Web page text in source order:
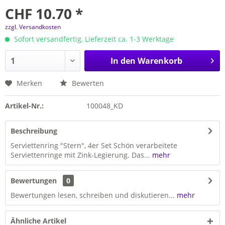
CHF 10.70 *
zzgl. Versandkosten
Sofort versandfertig, Lieferzeit ca. 1-3 Werktage
In den Warenkorb
Merken Bewerten
Artikel-Nr.: 100048_KD
Beschreibung
Serviettenring "Stern", 4er Set Schön verarbeitete
Serviettenringe mit Zink-Legierung. Das... mehr
Bewertungen
0
Bewertungen lesen, schreiben und diskutieren... mehr
Ähnliche Artikel